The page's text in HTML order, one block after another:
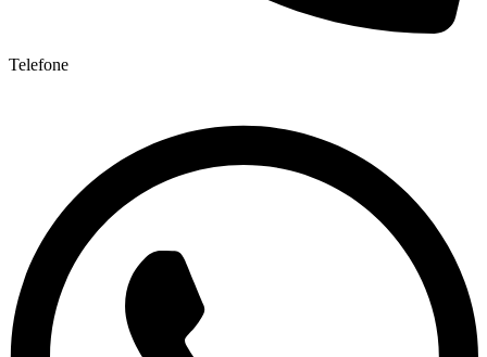
Telefone